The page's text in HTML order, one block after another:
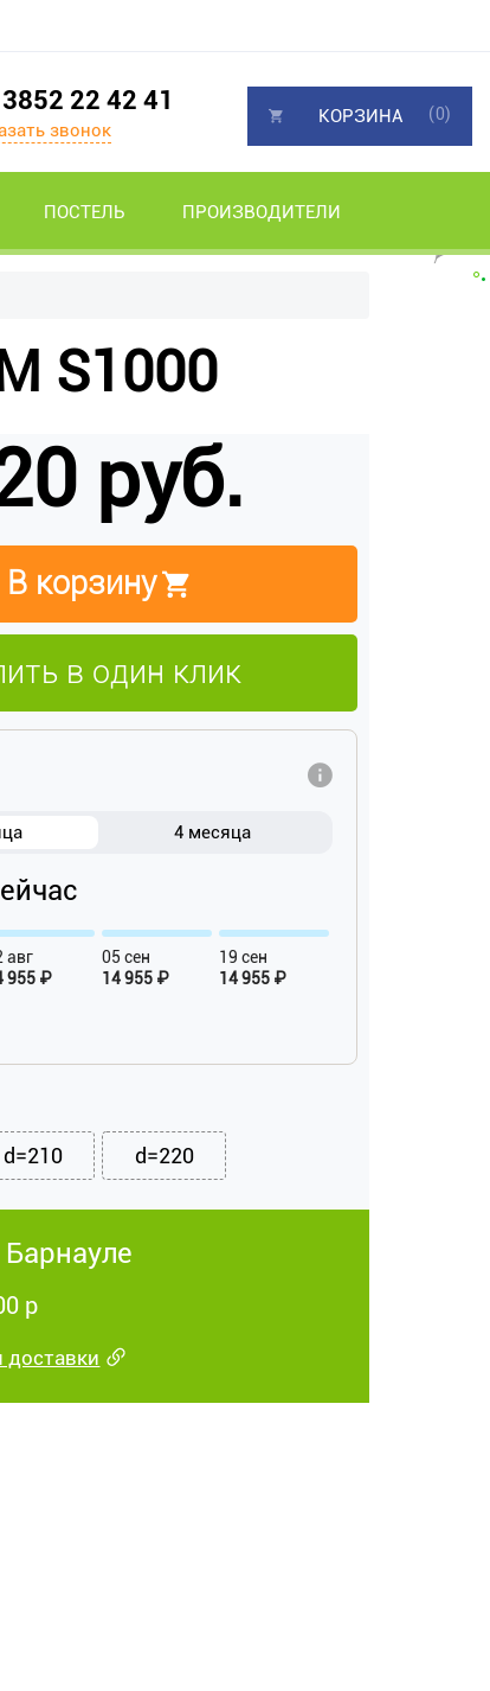
22 42 41
звонок
ПОСТЕЛЬ ПРОИЗВОДИТЕЛИ
КОРЗИНА (0)
S1000
руб.
В корзину
в один клик
4 месяца
авг
955 ₽
05 сен
14 955 ₽
19 сен
14 955 ₽
d=210 d=220
р
доставки